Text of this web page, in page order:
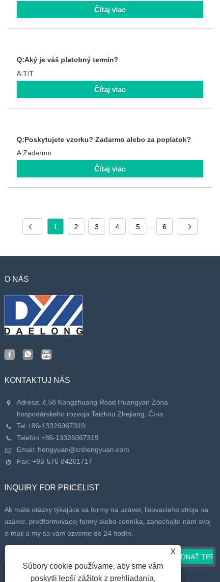
Čítaj viac
Q:Aký je váš platobný termín?
A:T/T
Čítaj viac
Q:Poskytujete vzorku? Zadarmo alebo za poplatok?
A:Zadarmo.
Čítaj viac
1 2 3 4 5 6
O NÁS
KONTAKTUJ NÁS
Adresa: č.58 Kangzhuang Road Huangyan Zóna
hospodárskeho rozvoja Taizhou Zhejiang, Čína
Tel:+86-13326067319
Telefón:+86-13326067319
Email: hengyuan@cnhengyuan.com
Fax: +86-576-84201717
INQUIRY FOR PRICELIST
Ak máte otázky týkajúce sa formy na uzáver, lisovacieho stroja na
uzáver, predformovacej formy alebo cenníka, zanechajte nám svoj
e-mail a my sa vám ozveme do 24 hodín.
X
Súbory cookie používame, aby sme vám
poskytli lepší zážitok z prehliadania,